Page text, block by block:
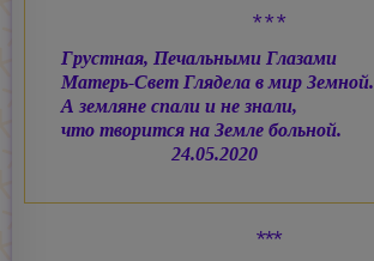
* * *
Грустная, Печальными Глазами
Матерь-Свет Глядела в мир Земной.
А земляне спали и не знали,
что творится на Земле больной.
24.05.2020
***